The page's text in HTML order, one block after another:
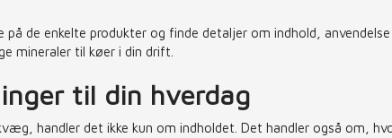
på de enkelte produkter og finde detaljer om indhold,
mineraler til køer i din drift.
til din hverdag
handler det ikke kun om indholdet. Det handler også om,